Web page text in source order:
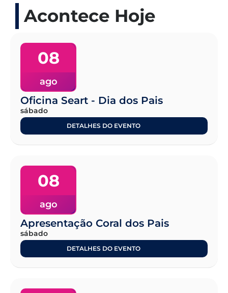
Acontece Hoje
08
ago
Oficina Seart - Dia dos Pais
sábado
DETALHES DO EVENTO
08
ago
Apresentação Coral dos Pais
sábado
DETALHES DO EVENTO